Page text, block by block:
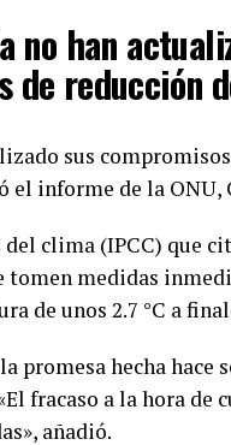
no han
de reducción
sus
el informe de la
clima (IPCC) que
tomen medidas
de unos 2.7 °C a
promesa hecha hace
fracaso a la hora
añadió.